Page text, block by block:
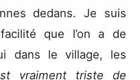
dedans. Je suis
que l’on a de
dans le village, les
vraiment triste de